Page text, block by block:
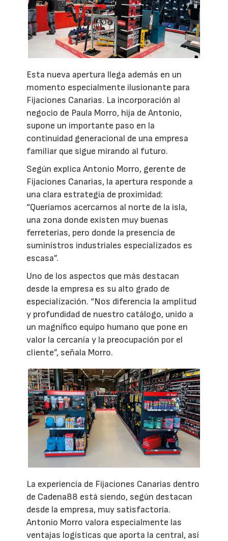
Esta nueva apertura llega además en un
momento especialmente ilusionante para
Fijaciones Canarias. La incorporación al
negocio de Paula Morro, hija de Antonio,
supone un importante paso en la
continuidad generacional de una empresa
familiar que sigue mirando al futuro.
Según explica Antonio Morro, gerente de
Fijaciones Canarias, la apertura responde a
una clara estrategia de proximidad:
“Queríamos acercarnos al norte de la isla,
una zona donde existen muy buenas
ferreterías, pero donde la presencia de
suministros industriales especializados es
escasa”.
Uno de los aspectos que más destacan
desde la empresa es su alto grado de
especialización. “Nos diferencia la amplitud
y profundidad de nuestro catálogo, unido a
un magnífico equipo humano que pone en
valor la cercanía y la preocupación por el
cliente”, señala Morro.
La experiencia de Fijaciones Canarias dentro
de Cadena88 está siendo, según destacan
desde la empresa, muy satisfactoria.
Antonio Morro valora especialmente las
ventajas logísticas que aporta la central, así